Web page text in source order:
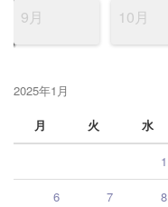
9月 10月
2025年1月
月
火 水
1
6 7 8